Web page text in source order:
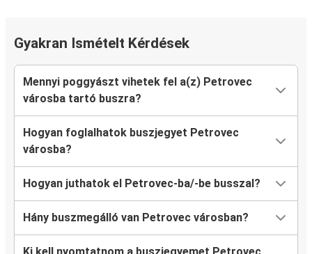
Gyakran Ismételt Kérdések
Mennyi poggyászt vihetek fel a(z) Petrovec
városba tartó buszra?
Hogyan foglalhatok buszjegyet Petrovec
városba?
Hogyan juthatok el Petrovec-ba/-be busszal?
Hány buszmegálló van Petrovec városban?